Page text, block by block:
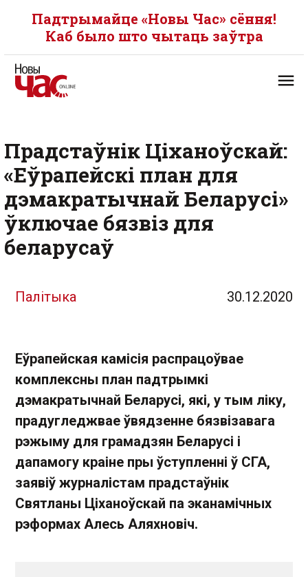
Падтрымайце «Новы Час» сёння!
Каб было што чытаць заўтра
Прадстаўнік Ціханоўскай:
«Еўрапейскі план для
дэмакратычнай Беларусі»
ўключае бязвіз для
беларусаў
Палітыка 30.12.2020
Еўрапейская камісія распрацоўвае
комплексны план падтрымкі
дэмакратычнай Беларусі, які, у тым ліку,
прадугледжвае ўвядзенне бязвізавага
рэжыму для грамадзян Беларусі і
дапамогу краіне пры ўступленні ў СГА,
заявіў журналістам прадстаўнік
Святланы Ціханоўскай па эканамічных
рэформах Алесь Аляхновіч.